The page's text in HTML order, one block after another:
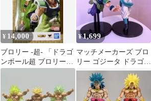
¥ 14,000
ブロリー -超- 「ドラゴ
ンボール超 ブロリー」
SHFiguarts
¥1,699
マッチメーカーズ ブロ
リー ゴジータ ドラゴン
ボール フィギュア